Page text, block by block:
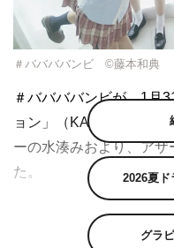
＃ババババンビ ©藤本和典
＃ババババンビが、1月
ョン」（KADOKAWA）
ーの水湊みおより、ア
た。
桃月なしこやアンジェ
芸能事務所・
ゼロイチ
2026夏ド
グラ